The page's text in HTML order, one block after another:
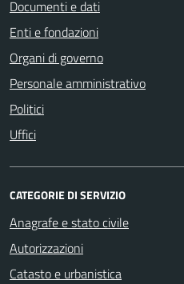
Documenti e dati
Enti e fondazioni
Organi di governo
Personale amministrativo
Politici
Uffici
CATEGORIE DI SERVIZIO
Anagrafe e stato civile
Autorizzazioni
Catasto e urbanistica